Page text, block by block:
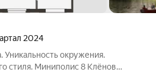
2024
Уникальность окружения.
стиля. Миниполис 8 Клёнов